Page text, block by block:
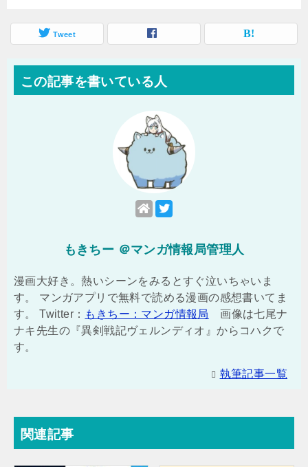
Tweet
この記事を書いている人
もきちー ＠マンガ情報局管理人
漫画大好き。熱いシーンをみるとすぐ泣いちゃいま
す。 マンガアプリで無料で読める漫画の感想書いてま
す。 Twitter： もきちー：マンガ情報局
画像は七尾ナ
ナキ先生の『異剣戦記ヴェルンディオ』からコハクで
す。
執筆記事一覧
関連記事